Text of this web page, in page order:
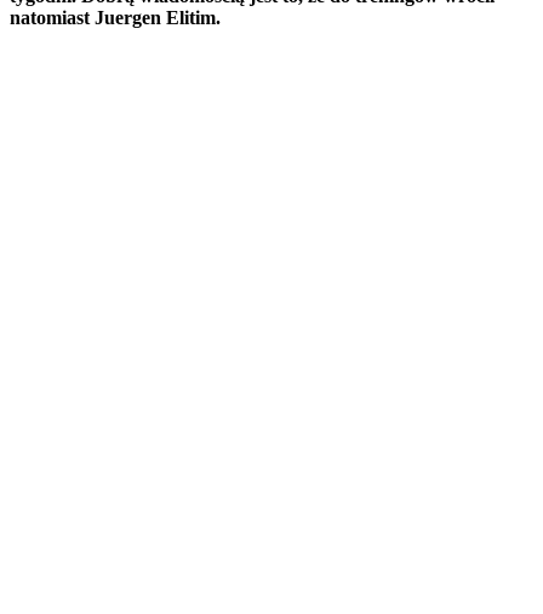
natomiast Juergen Elitim.